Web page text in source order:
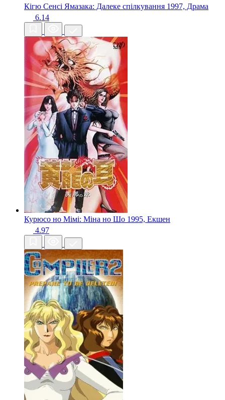
Кігю Сенсі Ямазака: Далеке спілкування 1997, Драма
6.14
Курюсо но Мімі: Міна но Шо 1995, Екшен
4.97